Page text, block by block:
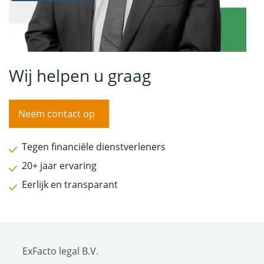
Wij helpen u graag
Neem contact op
Tegen financiële dienstverleners
20+ jaar ervaring
Eerlijk en transparant
ExFacto legal B.V.